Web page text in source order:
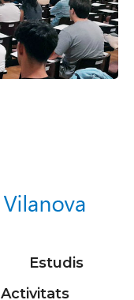
Estudis
Activitats